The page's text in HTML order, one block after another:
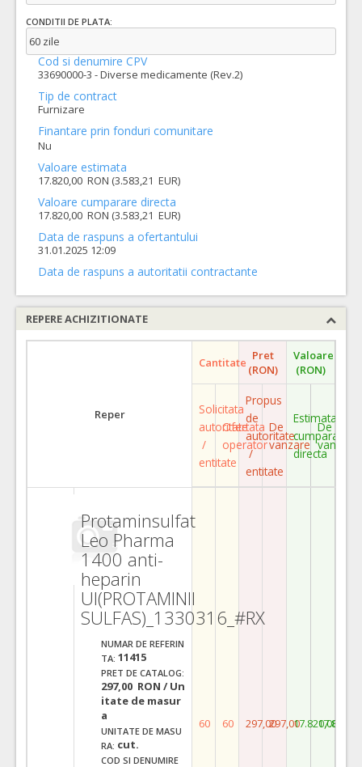
CONDITII DE PLATA:
60 zile
Cod si denumire CPV
33690000-3 - Diverse medicamente (Rev.2)
Tip de contract
Furnizare
Finantare prin fonduri comunitare
Nu
Valoare estimata
17.820,00 RON (3.583,21 EUR)
Valoare cumparare directa
17.820,00 RON (3.583,21 EUR)
Data de raspuns a ofertantului
31.01.2025 12:09
Data de raspuns a autoritatii contractante
REPERE ACHIZITIONATE
Reper
Cantitate Pret
(RON)
Valoare
(RON)
Solicitata
autoritate
/
entitate
Ofertata
operator
Propus
de
autoritate
/
entitate
De
vanzare
Estimata
cumparare
directa
De
vanzare
Protaminsulfat
Leo Pharma
1400 anti-
heparin
UI(PROTAMINII
SULFAS)_1330316_#RX
NUMAR DE REFERIN
TA: 11415
PRET DE CATALOG:
297,00 RON / Un
itate de masur
a
UNITATE DE MASU
RA: cut.
COD SI DENUMIRE
60 60 297,00297,0017.820,00